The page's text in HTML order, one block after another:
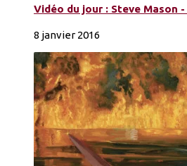
Vidéo du jour : Steve Mason
8 janvier 2016